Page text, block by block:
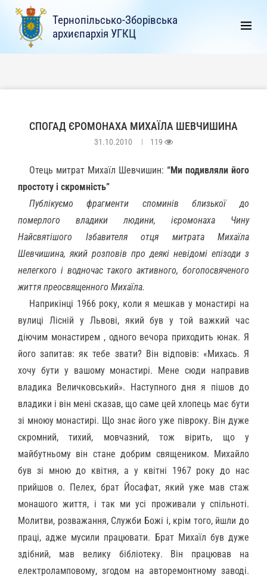
Тернопільсько-Зборівська
архиєпархія УГКЦ
СПОГАД ЄРОМОНАХА МИХАЇЛА ШЕВЧИШИНА
31.10.2010 119
Отець митрат Михаїл Шевчишин: “Ми подивляли його
простоту і скромність”
Публікуємо фрагменти споминів близької до
померлого владики людини, ієромонаха Чину
Найсвятішого Ізбавителя отця митрата Михаїла
Шевчишина, який розповів про деякі невідомі епізоди з
нелегкого і водночас такого активного, богопосвяченого
життя преосвященного Михаїла.
Наприкінці 1966 року, коли я мешкав у монастирі на
вулиці Лісній у Львові, який був у той важкий час
діючим монастирем , одного вечора приходить юнак. Я
його запитав: як тебе звати? Він відповів: «Михась. Я
хочу бути у вашому монастирі. Мене сюди направив
владика Величковський». Наступного дня я пішов до
владики і він мені сказав, що саме цей хлопець має бути
зі мноюу монастирі. Що знає його уже півроку. Він дуже
скромний, тихий, мовчазний, тож вірить, що у
майбутньому він стане добрим священиком. Михайло
був зі мною до квітня, а у квітні 1967 року до нас
прийшов о. Пелех, брат Йосафат, який уже мав стаж
монашого життя, і так ми усі проживали у спільноті.
Молитви, розважання, Служби Божі і, крім того, йшли до
праці, адже мусили працювати. Брат Михаїл був дуже
здібний, мав велику бібліотеку. Він працював на
електроламповому, згодом на авторемонтному заводі.